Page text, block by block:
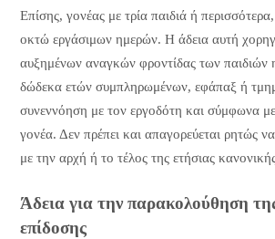
Επίσης, γονέας με τρία παιδιά ή περισσότερα,
οκτώ εργάσιμων ημερών. Η άδεια αυτή
αυξημένων αναγκών φροντίδας των παιδιών
δώδεκα ετών συμπληρωμένων, εφάπαξ ή
συνεννόηση με τον εργοδότη και σύμφωνα με
γονέα. Δεν πρέπει και απαγορεύεται ρητώς
με την αρχή ή το τέλος της ετήσιας
Άδεια για την παρακολούθηση
επίδοσης